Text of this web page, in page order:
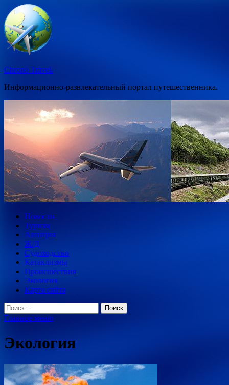
Перейти
к
содержимому
Chrono Travel.
Информационно-развлекательный портал путешественника.
Новости
Туризм
Авиация
Ж/Д
Судоходство
Катаклизмы
Происшествия
Экология
Карта сайта
Найти:
Главное меню
Экология